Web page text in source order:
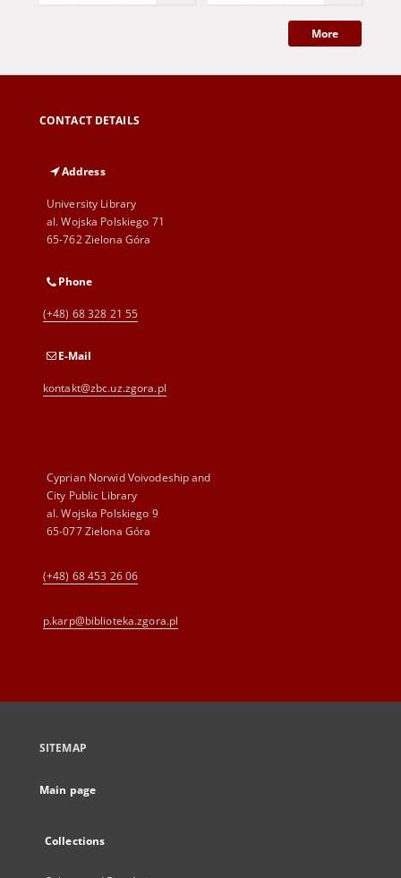
More
CONTACT DETAILS
Address
University Library
al. Wojska Polskiego 71
65-762 Zielona Góra
Phone
(+48) 68 328 21 55
E-Mail
kontakt@zbc.uz.zgora.pl
Cyprian Norwid Voivodeship and
City Public Library
al. Wojska Polskiego 9
65-077 Zielona Góra
(+48) 68 453 26 06
p.karp@biblioteka.zgora.pl
SITEMAP
Main page
Collections